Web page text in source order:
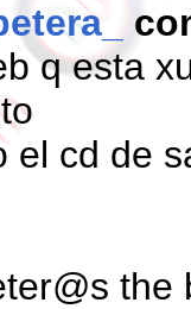
q esta
el cd de
the